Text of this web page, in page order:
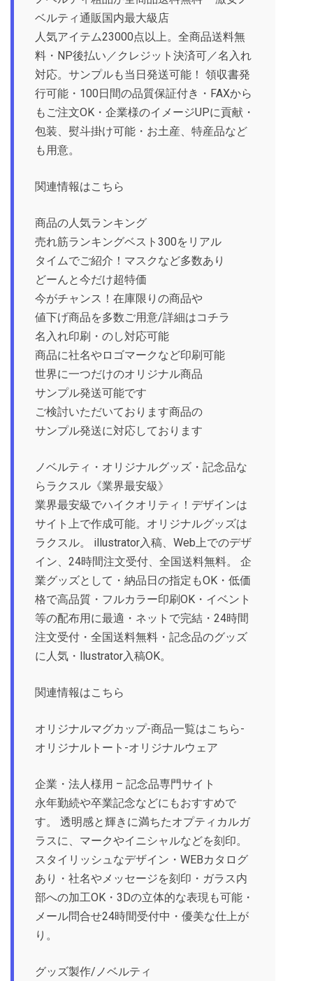
ベルティ通販国内最大級店
人気アイテム23000点以上。全商品送料無
料・NP後払い／クレジット決済可／名入れ
対応。サンプルも当日発送可能！ 領収書発
行可能・100日間の品質保証付き・FAXから
もご注文OK・企業様のイメージUPに貢献・
包装、熨斗掛け可能・お土産、特産品など
も用意。
関連情報はこちら
商品の人気ランキング
売れ筋ランキングベスト300をリアル
タイムでご紹介！マスクなど多数あり
どーんと今だけ超特価
今がチャンス！在庫限りの商品や
値下げ商品を多数ご用意/詳細はコチラ
名入れ印刷・のし対応可能
商品に社名やロゴマークなど印刷可能
世界に一つだけのオリジナル商品
サンプル発送可能です
ご検討いただいております商品の
サンプル発送に対応しております
ノベルティ・オリジナルグッズ・記念品な
らラクスル《業界最安級》
業界最安級でハイクオリティ！デザインは
サイト上で作成可能。オリジナルグッズは
ラクスル。 illustrator入稿、Web上でのデザ
イン、24時間注文受付、全国送料無料。 企
業グッズとして・納品日の指定もOK・低価
格で高品質・フルカラー印刷OK・イベント
等の配布用に最適・ネットで完結・24時間
注文受付・全国送料無料・記念品のグッズ
に人気・llustrator入稿OK。
関連情報はこちら
オリジナルマグカップ-商品一覧はこちら-
オリジナルトート-オリジナルウェア
企業・法人様用 – 記念品専門サイト
永年勤続や卒業記念などにもおすすめで
す。 透明感と輝きに満ちたオプティカルガ
ラスに、マークやイニシャルなどを刻印。
スタイリッシュなデザイン・WEBカタログ
あり・社名やメッセージを刻印・ガラス内
部への加工OK・3Dの立体的な表現も可能・
メール問合せ24時間受付中・優美な仕上が
り。
グッズ製作/ノベルティ